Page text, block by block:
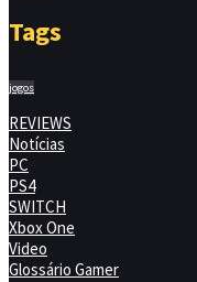
Tags
jogos
REVIEWS
Notícias
PC
PS4
SWITCH
Xbox One
Video
Glossário Gamer